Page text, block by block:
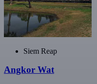
Siem Reap
Angkor Wat